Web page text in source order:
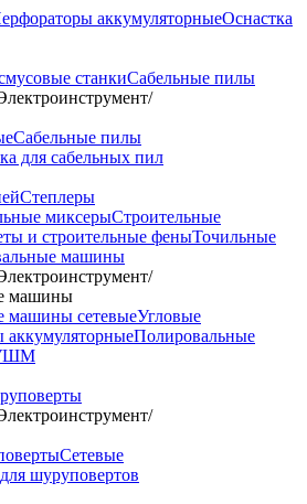
аккумуляторныеОснастка
станкиСабельные пилы
/
Сабельные пилы
для сабельных пил
Степлеры
миксерыСтроительные
и строительные феныТочильные
машины
/
машины
машины сетевыеУгловые
Полировальные
УШМ
/
Сетевые
шуруповертов